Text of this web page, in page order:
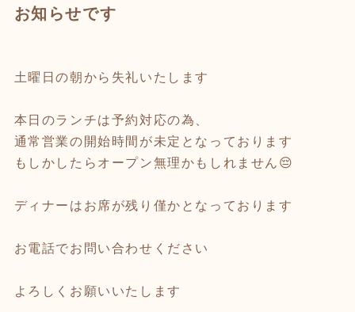
お知らせです
土曜日の朝から失礼いたします
本日のランチは予約対応の為、
通常営業の開始時間が未定となっております
もしかしたらオープン無理かもしれません😔
ディナーはお席が残り僅かとなっております
お電話でお問い合わせください
よろしくお願いいたします